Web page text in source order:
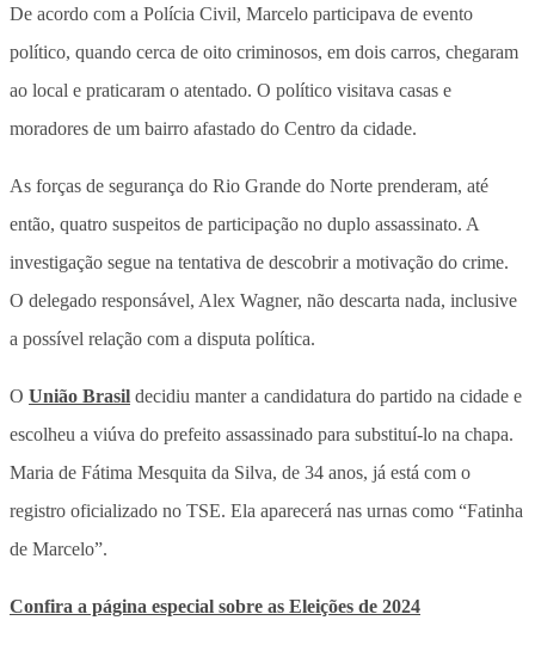
De acordo com a Polícia Civil, Marcelo participava de evento
político, quando cerca de oito criminosos, em dois carros, chegaram
ao local e praticaram o atentado. O político visitava casas e
moradores de um bairro afastado do Centro da cidade.
As forças de segurança do Rio Grande do Norte prenderam, até
então, quatro suspeitos de participação no duplo assassinato. A
investigação segue na tentativa de descobrir a motivação do crime.
O delegado responsável, Alex Wagner, não descarta nada, inclusive
a possível relação com a disputa política.
O União Brasil decidiu manter a candidatura do partido na cidade e
escolheu a viúva do prefeito assassinado para substituí-lo na chapa.
Maria de Fátima Mesquita da Silva, de 34 anos, já está com o
registro oficializado no TSE. Ela aparecerá nas urnas como “Fatinha
de Marcelo”.
Confira a página especial sobre as Eleições de 2024